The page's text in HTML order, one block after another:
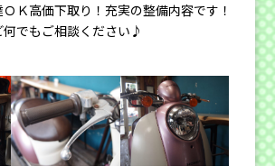
Ｋ高価下取り！充実の整備内容です！
でもご相談ください♪